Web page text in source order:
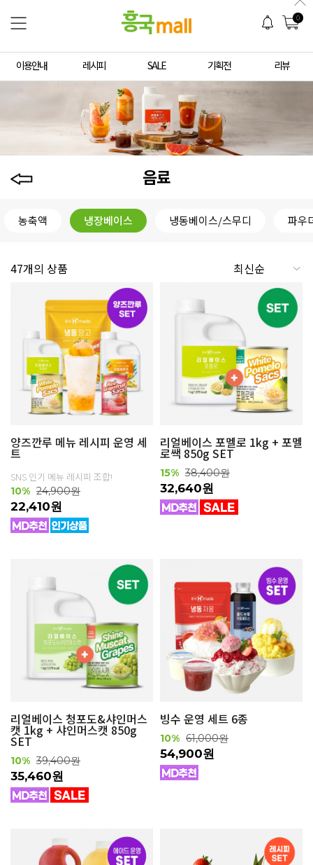
0
이용안내 레시피 SALE 기획전 리뷰
음료
농축액 냉장베이스 냉동베이스/스무디 파우
47개의 상품
양즈깐루 메뉴 레시피 운영 세
트
SNS 인기 메뉴 레시피 조합!
10% 24,900원
22,410원
리얼베이스 포멜로 1kg + 포멜
로쌕 850g SET
15% 38,400원
32,640원
리얼베이스 청포도&샤인머스
캣 1kg + 샤인머스캣 850g
SET
10% 39,400원
35,460원
빙수 운영 세트 6종
10% 61,000원
54,900원